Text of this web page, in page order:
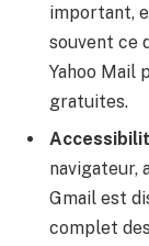
important,
souvent ce
Yahoo Mail
gratuites.
navigateur,
Gmail est
complet